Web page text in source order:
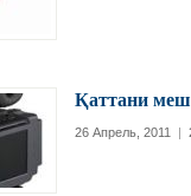
Қаттани
26 Апрель, 2011 |